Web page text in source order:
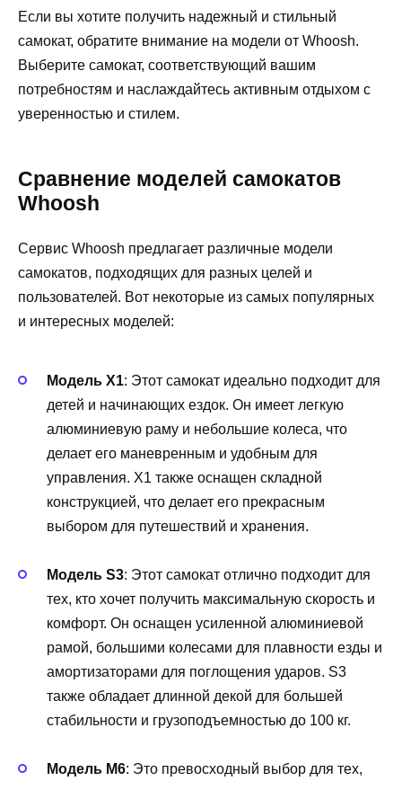
Если вы хотите получить надежный и стильный
самокат, обратите внимание на модели от Whoosh.
Выберите самокат, соответствующий вашим
потребностям и наслаждайтесь активным отдыхом с
уверенностью и стилем.
Сравнение моделей самокатов
Whoosh
Сервис Whoosh предлагает различные модели
самокатов, подходящих для разных целей и
пользователей. Вот некоторые из самых популярных
и интересных моделей:
Модель X1: Этот самокат идеально подходит для
детей и начинающих ездок. Он имеет легкую
алюминиевую раму и небольшие колеса, что
делает его маневренным и удобным для
управления. X1 также оснащен складной
конструкцией, что делает его прекрасным
выбором для путешествий и хранения.
Модель S3: Этот самокат отлично подходит для
тех, кто хочет получить максимальную скорость и
комфорт. Он оснащен усиленной алюминиевой
рамой, большими колесами для плавности езды и
амортизаторами для поглощения ударов. S3
также обладает длинной декой для большей
стабильности и грузоподъемностью до 100 кг.
Модель M6: Это превосходный выбор для тех,